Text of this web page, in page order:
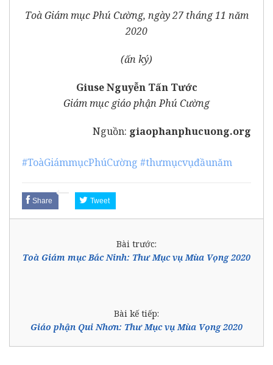
Toà Giám mục Phú Cường, ngày 27 tháng 11 năm
2020
(ấn ký)
Giuse Nguyễn Tấn Tước
Giám mục giáo phận Phú Cường
Nguồn: giaophanphucuong.org
#ToàGiámmụcPhúCường #thưmụcvụđầunăm
Share Tweet
Bài trước:
Toà Giám mục Bắc Ninh: Thư Mục vụ Mùa Vọng 2020
Bài kế tiếp:
Giáo phận Qui Nhơn: Thư Mục vụ Mùa Vọng 2020